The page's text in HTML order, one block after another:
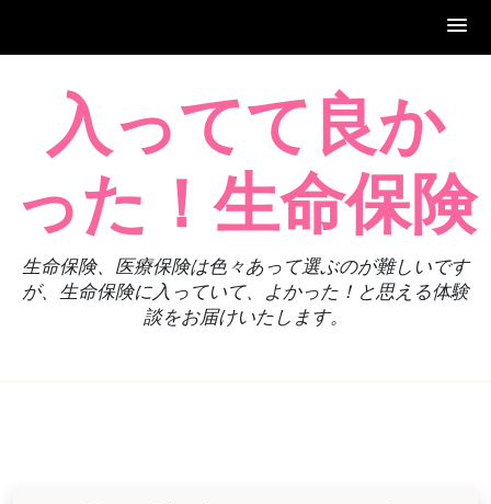
content入ってて良か
った！生命保険
生命保険、医療保険は色々あって選ぶのが難しいです
が、生命保険に入っていて、よかった！と思える体験
談をお届けいたします。